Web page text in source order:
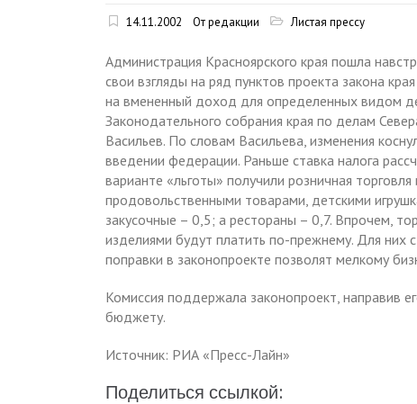
14.11.2002 От редакции Листая прессу
Администрация Красноярского края пошла
свои взгляды на ряд пунктов проекта закона
на вмененный доход для определенных видом
Законодательного собрания края по делам
Васильев. По словам Васильева, изменения
введении федерации. Раньше ставка налога
варианте «льготы» получили розничная
продовольственными товарами, детскими
закусочные – 0,5; а рестораны – 0,7. Впрочем,
изделиями будут платить по-прежнему. Для них
поправки в законопроекте позволят мелкому
Комиссия поддержала законопроект, направив
бюджету.
Источник: РИА «Пресс-Лайн»
Поделиться ссылкой: